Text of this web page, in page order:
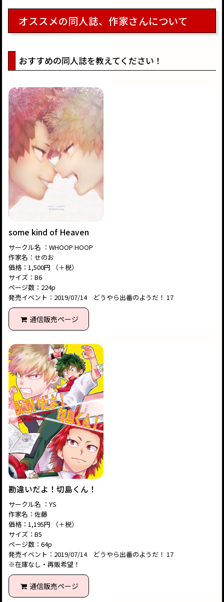
オススメの同人誌、作家さんについて
おすすめの同人誌を教えてください！
some kind of Heaven
サークル名 ：WHOOP HOOP
作家名：せのお
価格：1,500円 （＋税）
サイズ：B6
ページ数：224p
発売イベント：2019/07/14 どうやら出番のようだ！ 17
通信販売ページ
勘違いだよ！切島くん！
サークル名 ：YS
作家名：佐藤
価格：1,195円 （＋税）
サイズ：B5
ページ数：64p
発売イベント：2019/07/14 どうやら出番のようだ！ 17
※在庫なし・再販希望！
通信販売ページ